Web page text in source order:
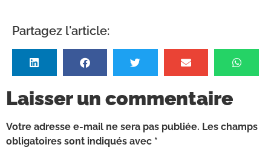
Partagez l'article:
Laisser un commentaire
Votre adresse e-mail ne sera pas publiée. Les champs
obligatoires sont indiqués avec *